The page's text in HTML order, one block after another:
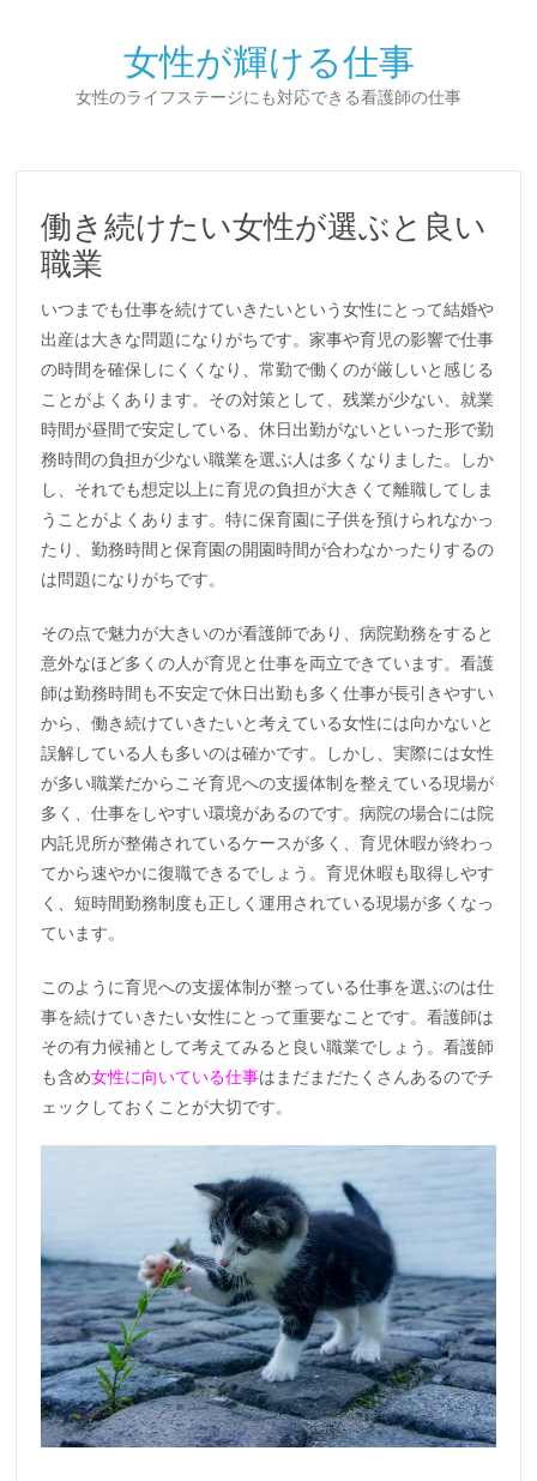
女性が輝ける仕事
女性のライフステージにも対応できる看護師の仕事
働き続けたい女性が選ぶと良い
職業
いつまでも仕事を続けていきたいという女性にとって結婚や
出産は大きな問題になりがちです。家事や育児の影響で仕事
の時間を確保しにくくなり、常勤で働くのが厳しいと感じる
ことがよくあります。その対策として、残業が少ない、就業
時間が昼間で安定している、休日出勤がないといった形で勤
務時間の負担が少ない職業を選ぶ人は多くなりました。しか
し、それでも想定以上に育児の負担が大きくて離職してしま
うことがよくあります。特に保育園に子供を預けられなかっ
たり、勤務時間と保育園の開園時間が合わなかったりするの
は問題になりがちです。
その点で魅力が大きいのが看護師であり、病院勤務をすると
意外なほど多くの人が育児と仕事を両立できています。看護
師は勤務時間も不安定で休日出勤も多く仕事が長引きやすい
から、働き続けていきたいと考えている女性には向かないと
誤解している人も多いのは確かです。しかし、実際には女性
が多い職業だからこそ育児への支援体制を整えている現場が
多く、仕事をしやすい環境があるのです。病院の場合には院
内託児所が整備されているケースが多く、育児休暇が終わっ
てから速やかに復職できるでしょう。育児休暇も取得しやす
く、短時間勤務制度も正しく運用されている現場が多くなっ
ています。
このように育児への支援体制が整っている仕事を選ぶのは仕
事を続けていきたい女性にとって重要なことです。看護師は
その有力候補として考えてみると良い職業でしょう。看護師
も含め女性に向いている仕事はまだまだたくさんあるのでチ
ェックしておくことが大切です。